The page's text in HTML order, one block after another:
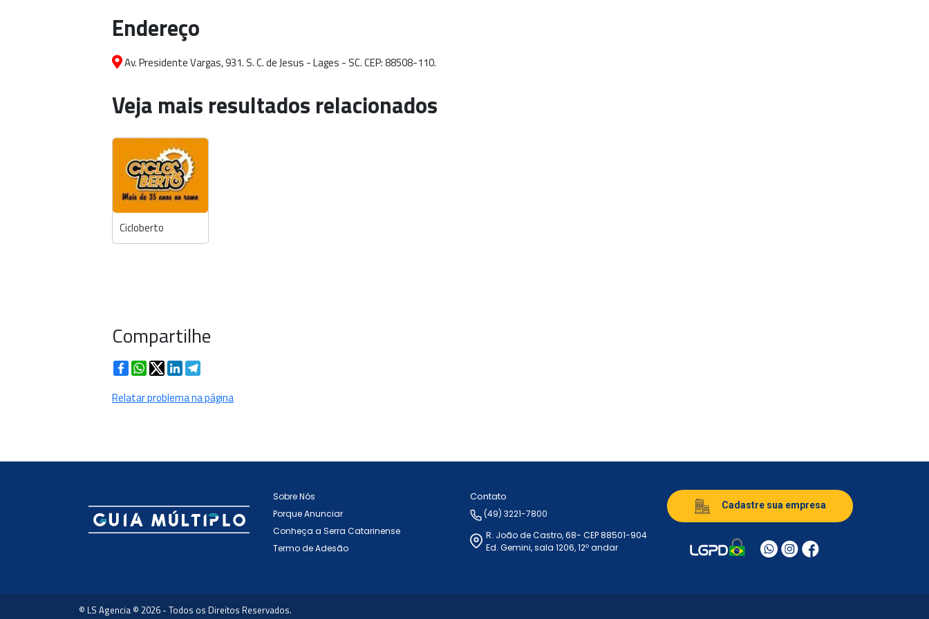
Endereço
Av. Presidente Vargas, 931. S. C. de Jesus - Lages - SC. CEP: 88508-110.
Veja mais resultados relacionados
Cicloberto
Compartilhe
FacebookWhatsApp
TwitterLinkedIn
Relatar problema na página
Sobre Nós
Porque Anunciar
Conheça a Serra Catarinense
Termo de Adesão
Contato
(49) 3221-7800
R. João de Castro, 68- CEP 88501-904
Ed. Gemini, sala 1206, 12º andar
Cadastre sua empresa
© LS Agencia © 2026 - Todos os Direitos Reservados.